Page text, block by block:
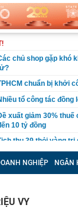
chủ shop gặp khó
chuẩn bị khởi
tổ công tác đồng
xuất giảm 30% thuế
10 tỷ đồng
thu 39 thỏi vàng trị
ngày trước - 5/8, sân
tòa nhà 110 tầng
NGHIỆP NGÂN
VY